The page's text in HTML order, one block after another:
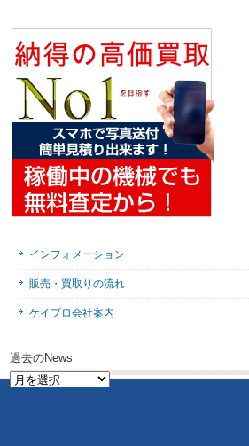
インフォメーション
販売・買取りの流れ
ケイプロ会社案内
過去のNews
過